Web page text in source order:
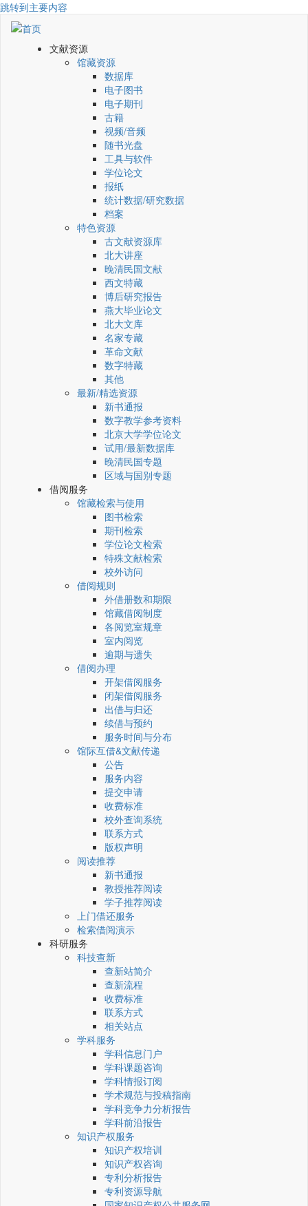
跳转到主要内容
文献资源
馆藏资源
数据库
电子图书
电子期刊
古籍
视频/音频
随书光盘
工具与软件
学位论文
报纸
统计数据/研究数据
档案
特色资源
古文献资源库
北大讲座
晚清民国文献
西文特藏
博后研究报告
燕大毕业论文
北大文库
名家专藏
革命文献
数字特藏
其他
最新/精选资源
新书通报
数字教学参考资料
北京大学学位论文
试用/最新数据库
晚清民国专题
区域与国别专题
借阅服务
馆藏检索与使用
图书检索
期刊检索
学位论文检索
特殊文献检索
校外访问
借阅规则
外借册数和期限
馆藏借阅制度
各阅览室规章
室内阅览
逾期与遗失
借阅办理
开架借阅服务
闭架借阅服务
出借与归还
续借与预约
服务时间与分布
馆际互借&文献传递
公告
服务内容
提交申请
收费标准
校外查询系统
联系方式
版权声明
阅读推荐
新书通报
教授推荐阅读
学子推荐阅读
上门借还服务
检索借阅演示
科研服务
科技查新
查新站简介
查新流程
收费标准
联系方式
相关站点
学科服务
学科信息门户
学科课题咨询
学科情报订阅
学术规范与投稿指南
学科竞争力分析报告
学科前沿报告
知识产权服务
知识产权培训
知识产权咨询
专利分析报告
专利资源导航